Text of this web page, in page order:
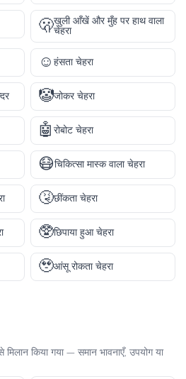
🫢खुली आँखें और मुँह पर हाथ वाला
चेहरा
☺️ हंसता चेहरा
🤡जोकर चेहरा
🤖 रोबोट चेहरा
😷चिकित्सा मास्क वाला चेहरा
🤧छींकता चेहरा
🥸छिपाया हुआ चेहरा
🥹आंसू रोकता चेहरा
किया गया — समान भावनाएँ, उपयोग या